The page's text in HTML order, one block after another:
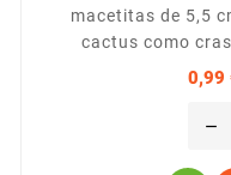
macetitas de 5,5
cactus como
0,99
remove